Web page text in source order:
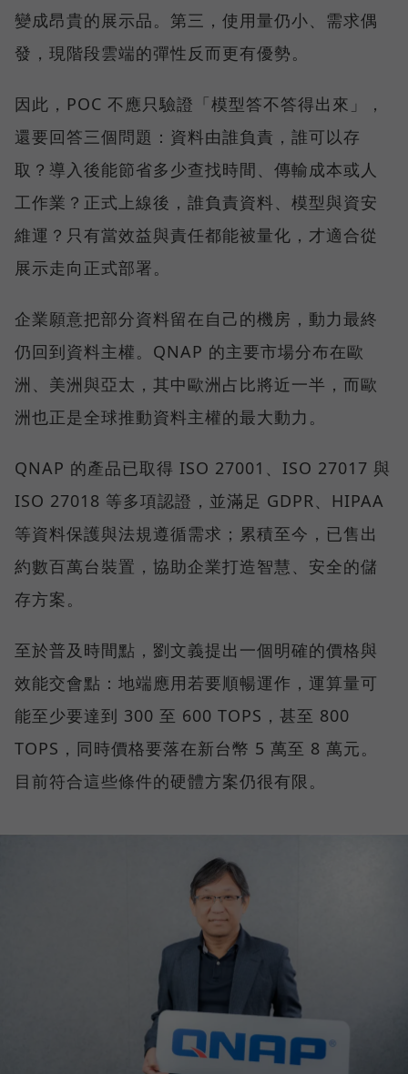
變成昂貴的展示品。第三，使用量仍小、需求偶
發，現階段雲端的彈性反而更有優勢。
因此，POC 不應只驗證「模型答不答得出來」，
還要回答三個問題：資料由誰負責，誰可以存
取？導入後能節省多少查找時間、傳輸成本或人
工作業？正式上線後，誰負責資料、模型與資安
維運？只有當效益與責任都能被量化，才適合從
展示走向正式部署。
企業願意把部分資料留在自己的機房，動力最終
仍回到資料主權。QNAP 的主要市場分布在歐
洲、美洲與亞太，其中歐洲占比將近一半，而歐
洲也正是全球推動資料主權的最大動力。
QNAP 的產品已取得 ISO 27001、ISO 27017 與
ISO 27018 等多項認證，並滿足 GDPR、HIPAA
等資料保護與法規遵循需求；累積至今，已售出
約數百萬台裝置，協助企業打造智慧、安全的儲
存方案。
至於普及時間點，劉文義提出一個明確的價格與
效能交會點：地端應用若要順暢運作，運算量可
能至少要達到 300 至 600 TOPS，甚至 800
TOPS，同時價格要落在新台幣 5 萬至 8 萬元。
目前符合這些條件的硬體方案仍很有限。